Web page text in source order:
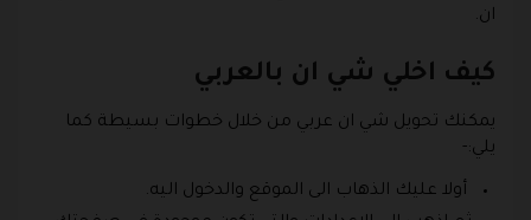
ان.
كيف اخلي شي ان بالعربي
يمكنك تحويل شي ان عربي من خلال خطوات بسيطة كما
يلي:-
أولا عليك الذهاب الى الموقع والدخول اليه.